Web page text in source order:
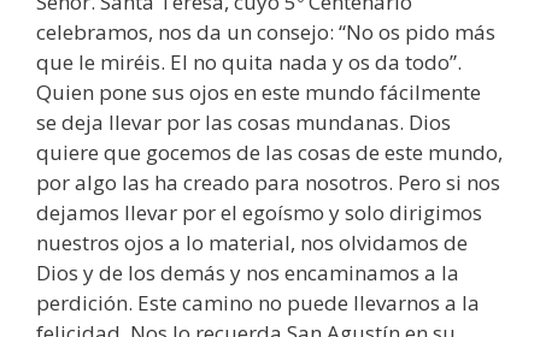
celebramos, nos da un consejo: “No os pido más
que le miréis. El no quita nada y os da todo”.
Quien pone sus ojos en este mundo fácilmente
se deja llevar por las cosas mundanas. Dios
quiere que gocemos de las cosas de este mundo,
por algo las ha creado para nosotros. Pero si nos
dejamos llevar por el egoísmo y solo dirigimos
nuestros ojos a lo material, nos olvidamos de
Dios y de los demás y nos encaminamos a la
perdición. Este camino no puede llevarnos a la